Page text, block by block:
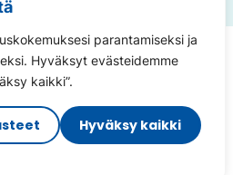
parantamiseksi ja
Hyväksyt evästeidemme
kaikki”.
Hyväksy kaikki